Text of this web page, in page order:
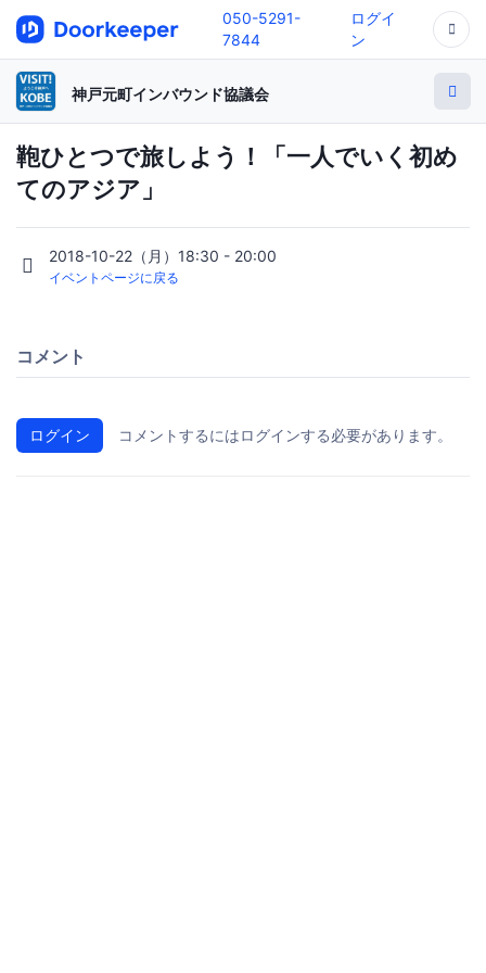
050-5291-
7844
ログイ
ン
神戸元町インバウンド協議会
鞄ひとつで旅しよう！「一人でいく初め
てのアジア」
2018-10-22（月）18:30 - 20:00
イベントページに戻る
コメント
ログイン コメントするにはログインする必要があります。